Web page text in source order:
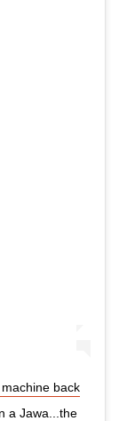
back
a Jawa...the